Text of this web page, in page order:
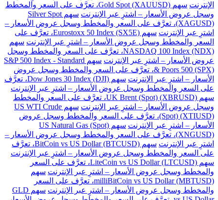
الإنترنت
سهم Gold Spot (XAUUSD)، تعرَّف على السعر والمخطط
وسجل عروض الأسعار – اشترِ عبر الإنترنت
سهم Silver Spot
(XAGUSD)، تعرَّف على السعر والمخطط وسجل عروض الأسعار –
اشترِ عبر الإنترنت
سهم Eurostoxx 50 Index (SX5E)، تعرَّف على
السعر والمخطط وسجل عروض الأسعار – اشترِ عبر الإنترنت سهم
NASDAQ 100 Index (NDX)، تعرَّف على السعر والمخطط وسجل
عروض الأسعار – اشترِ عبر الإنترنت
سهم S&P 500 Index - Standard
& Poors 500 (SPX)، تعرَّف على السعر والمخطط وسجل عروض
الأسعار – اشترِ عبر الإنترنت
سهم Dow Jones 30 Index (DJI)، تعرَّف
على السعر والمخطط وسجل عروض الأسعار – اشترِ عبر الإنترنت
سهم UK Brent (Spot) (XBRUSD)، تعرَّف على السعر والمخطط
وسجل عروض الأسعار – اشترِ عبر الإنترنت
سهم US WTI Crude
(Spot) (XTIUSD)، تعرَّف على السعر والمخطط وسجل عروض
الأسعار – اشترِ عبر الإنترنت
سهم US Natural Gas (Spot)
(XNGUSD)، تعرَّف على السعر والمخطط وسجل عروض الأسعار –
اشترِ عبر الإنترنت
سهم BitCoin vs US Dollar (BTCUSD)، تعرَّف
على السعر والمخطط وسجل عروض الأسعار – اشترِ عبر الإنترنت
سهم LiteCoin vs US Dollar (LTCUSD)، تعرَّف على السعر
والمخطط وسجل عروض الأسعار – اشترِ عبر الإنترنت سهم
milliBitCoin vs US Dollar (MBTUSD)، تعرَّف على السعر
والمخطط وسجل عروض الأسعار – اشترِ عبر الإنترنت
سهم GLD